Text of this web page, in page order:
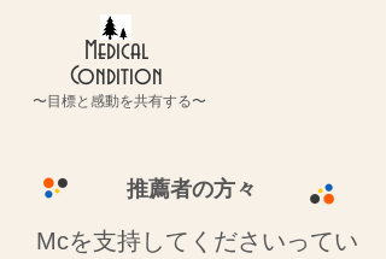
Medical
Condition
〜目標と感動を共有する〜
推薦者の方々
Mcを支持してくださいってい